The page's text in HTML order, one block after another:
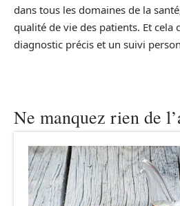
dans tous les domaines de la
qualité de vie des patients. Et cela
diagnostic précis et un suivi
Ne manquez rien de